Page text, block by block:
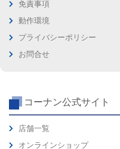
免責事項
動作環境
プライバシーポリシー
お問合せ
コーナン公式サイト
店舗一覧
オンラインショップ